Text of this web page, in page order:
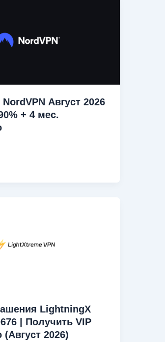
Август 2026
+ 4 мес.
LightningX
| Получить VIP
(Август 2026)